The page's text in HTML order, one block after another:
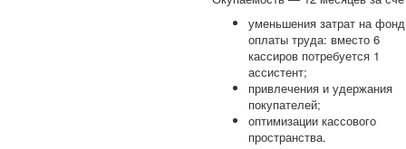
уменьшения затрат на фонд
оплаты труда: вместо 6
кассиров потребуется 1
ассистент;
привлечения и удержания
покупателей;
оптимизации кассового
пространства.